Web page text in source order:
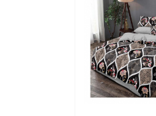
Lenjerii Pat Imprimeu 5D cu Elastic
Cearceaf cu Elastic pat 1 Persoana
Cearceaf cu Elastic pat 2 Persoane
Lenjerii Pat Inimi Brodate
Lenjerii Pat, Bumbac-Finet Premium, 1